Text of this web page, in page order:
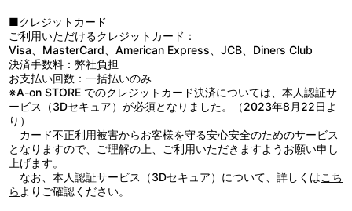
日本語・英語音声収録／日本語・英語字幕付(ON・OFF可能)
<特典BD> 67分／ﾘﾆｱPCM(ｽﾃﾚｵ・一部ﾓﾉﾗﾙ)／AVC／25G／
16:9<1080p High Definition>・一部4:3 <1080i High Definition>／
カラー／確315分／1巻
然とする金田たちの前で、彼らは軍の研究所へと連れ去られてしま
う。鉄雄救出のために研究所へ潜入を試みる金田。だが、彼はそこ
で過度の人体実験により新たな「力」に覚醒した狂気の鉄雄を見
る。一方、研究所内の特殊ベビールームでは、実験体の少女が「最
高機密＝アキラ」の目覚めを予言。鉄雄は自らの力の謎に近づくべ
く、地下深く眠る「アキラ」への接近を開始した―
■クレジットカード
ご利用いただけるクレジットカード：
Visa、MasterCard、American Express、JCB、Diners Club
決済手数料：弊社負担
お支払い回数：一括払いのみ
※A-on STORE でのクレジットカード決済については、本人認証サ
ービス（3Dセキュア）が必須となりました。（2023年8月22日よ
り）
カード不正利用被害からお客様を守る安心安全のためのサービス
となりますので、ご理解の上、ご利用いただきますようお願い申し
上げます。
なお、本人認証サービス（3Dセキュア）について、詳しくはこち
ら よりご確認ください。